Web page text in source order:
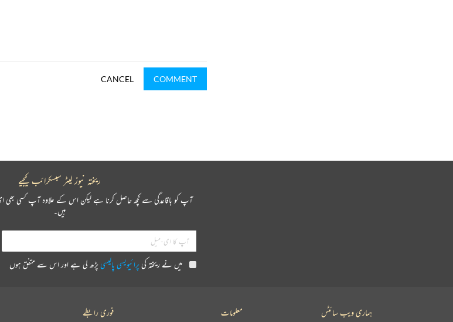
CANCEL COMMENT
ریختہ نیوز لیٹر سبسکرائب کیجیے
آپ کو باقاعدگی سے کچھ حاصل کرنا ہے لیکن اس کے علاوہ آپ کسی بھی
ہیں۔
میں نے ریختہ کیپرائیویسی پالیسیپڑھ لی ہے اور اس سے متفق ہوں
فوری رابطے معلومات ہماری ویب سائٹس